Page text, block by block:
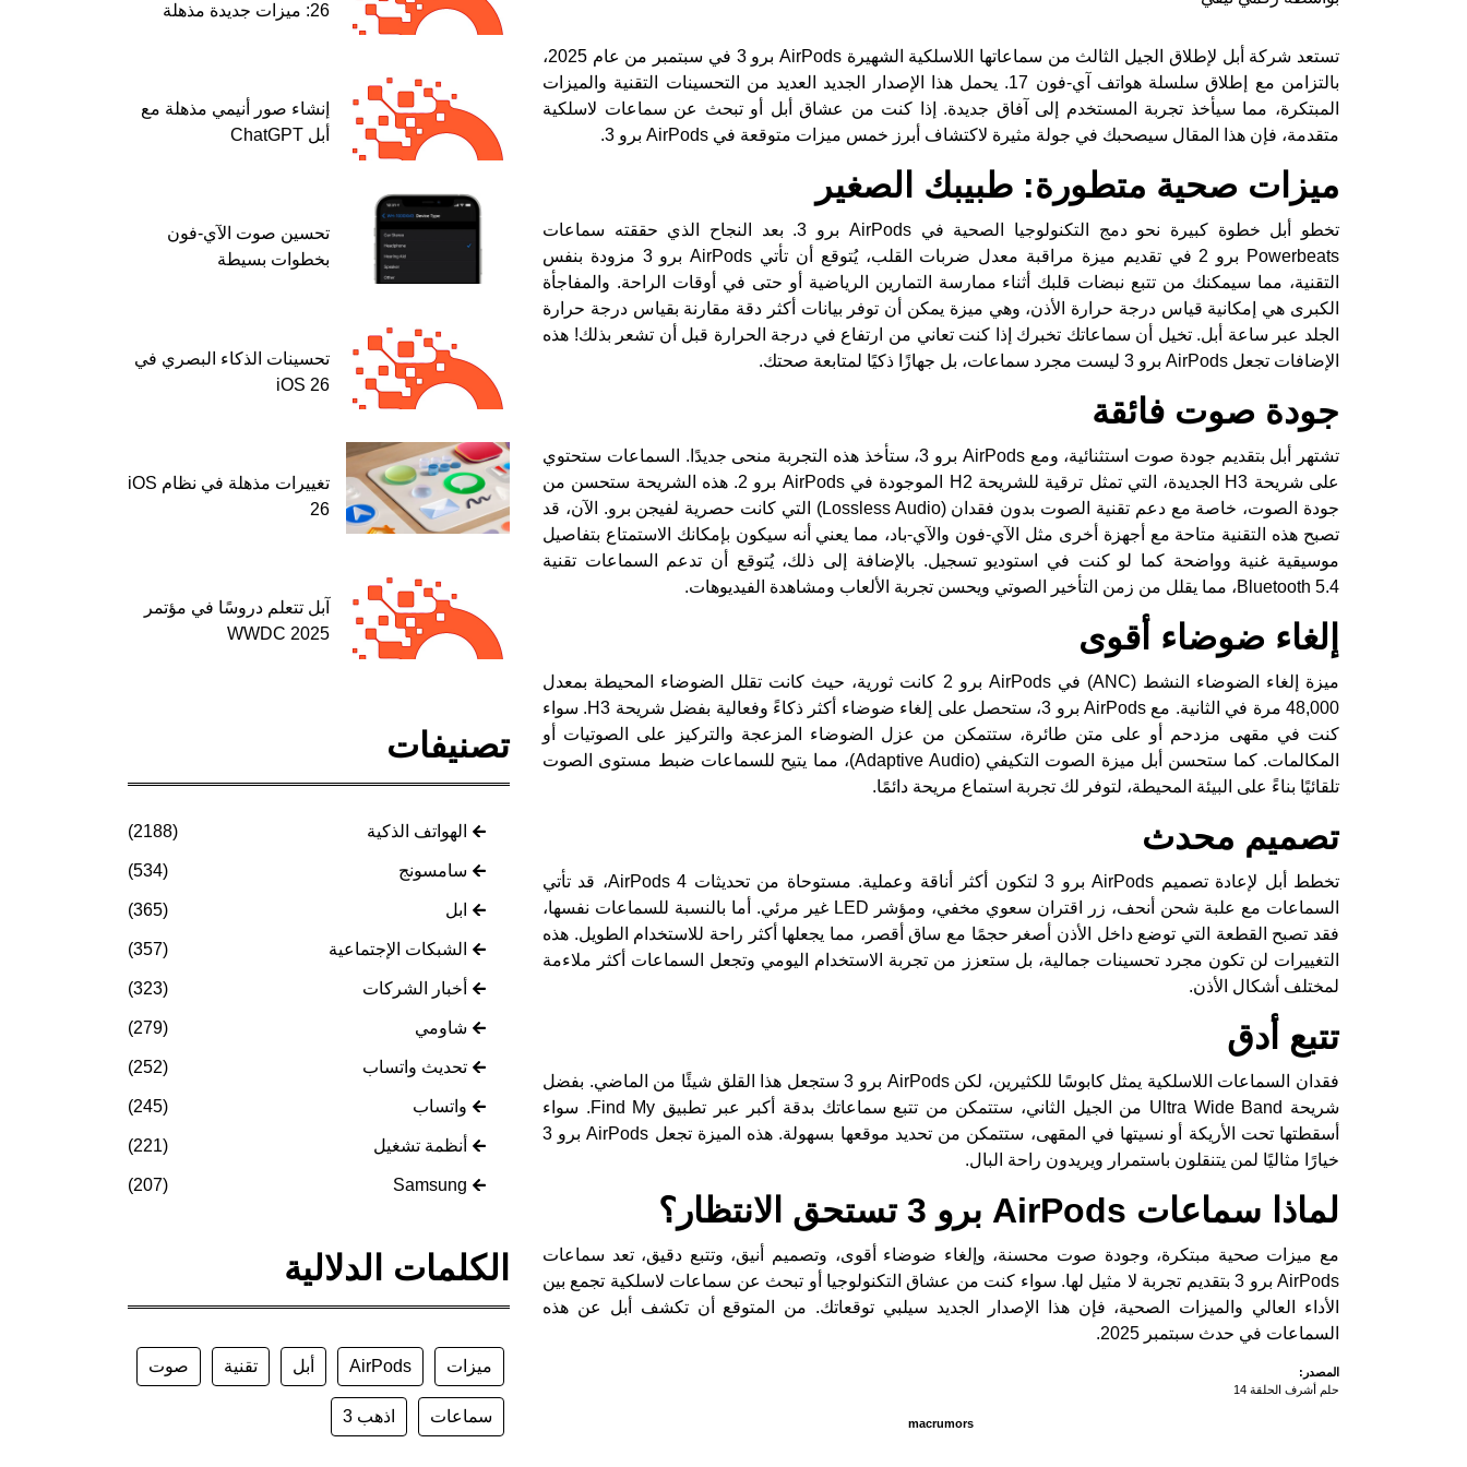
تستعد شركة أبل لإطلاق الجيل الثالث من سماعاتها اللاسلكية الشهيرةAirPods برو 3
في سبتمبر من عام 2025،
بالتزامن مع إطلاق سلسلة هواتف آي-فون 17. يحمل هذا الإصدار الجديد العديد من التحسينات التقنية والميزات
المبتكرة، مما سيأخذ تجربة المستخدم إلى آفاق جديدة. إذا كنت من عشاق أبل أو تبحث عن سماعات لاسلكية
متقدمة، فإن هذا المقال سيصحبك في جولة مثيرة لاكتشاف أبرز خمس ميزات متوقعة في AirPods برو 3.
ميزات صحية متطورة: طبيبك الصغير
تخطو أبل خطوة كبيرة نحو دمج التكنولوجيا الصحية في AirPods برو 3. بعد النجاح الذي حققته سماعات
Powerbeats برو 2 في تقديم ميزة مراقبة معدل ضربات القلب، يُتوقع أن تأتي AirPods برو 3 مزودة بنفس
التقنية، مما سيمكنك من تتبع نبضات قلبك أثناء ممارسة التمارين الرياضية أو حتى في أوقات الراحة. والمفاجأة
الكبرى هي إمكانية قياس درجة حرارة الأذن، وهي ميزة يمكن أن توفر بيانات أكثر دقة مقارنة بقياس درجة حرارة
الجلد عبر ساعة أبل. تخيل أن سماعاتك تخبرك إذا كنت تعاني من ارتفاع في درجة الحرارة قبل أن تشعر بذلك! هذه
الإضافات تجعل AirPods برو 3 ليست مجرد سماعات، بل جهازًا ذكيًا لمتابعة صحتك.
جودة صوت فائقة
تشتهر أبل بتقديم جودة صوت استثنائية، ومع AirPods برو 3، ستأخذ هذه التجربة منحى جديدًا. السماعات ستحتوي
على شريحة H3 الجديدة، التي تمثل ترقية للشريحة H2 الموجودة في AirPods برو 2. هذه الشريحة ستحسن من
جودة الصوت، خاصة مع دعم تقنية الصوت بدون فقدان (Lossless Audio) التي كانت حصرية لفيجن برو. الآن، قد
تصبح هذه التقنية متاحة مع أجهزة أخرى مثل الآي-فون والآي-باد، مما يعني أنه سيكون بإمكانك الاستمتاع بتفاصيل
موسيقية غنية وواضحة كما لو كنت في استوديو تسجيل. بالإضافة إلى ذلك، يُتوقع أن تدعم السماعات تقنية
Bluetooth 5.4، مما يقلل من زمن التأخير الصوتي ويحسن تجربة الألعاب ومشاهدة الفيديوهات.
إلغاء ضوضاء أقوى
ميزة إلغاء الضوضاء النشط (ANC) في AirPods برو 2 كانت ثورية، حيث كانت تقلل الضوضاء المحيطة بمعدل
48,000 مرة في الثانية. مع AirPods برو 3، ستحصل على إلغاء ضوضاء أكثر ذكاءً وفعالية بفضل شريحة H3. سواء
كنت في مقهى مزدحم أو على متن طائرة، ستتمكن من عزل الضوضاء المزعجة والتركيز على الصوتيات أو
المكالمات. كما ستحسن أبل ميزة الصوت التكيفي (Adaptive Audio)، مما يتيح للسماعات ضبط مستوى الصوت
تلقائيًا بناءً على البيئة المحيطة، لتوفر لك تجربة استماع مريحة دائمًا.
تصميم محدث
تخطط أبل لإعادة تصميم AirPods برو 3 لتكون أكثر أناقة وعملية. مستوحاة من تحديثات AirPods 4، قد تأتي
السماعات مع علبة شحن أنحف، زر اقتران سعوي مخفي، ومؤشر LED غير مرئي. أما بالنسبة للسماعات نفسها،
فقد تصبح القطعة التي توضع داخل الأذن أصغر حجمًا مع ساق أقصر، مما يجعلها أكثر راحة للاستخدام الطويل. هذه
التغييرات لن تكون مجرد تحسينات جمالية، بل ستعزز من تجربة الاستخدام اليومي وتجعل السماعات أكثر ملاءمة
لمختلف أشكال الأذن.
تتبع أدق
فقدان السماعات اللاسلكية يمثل كابوسًا للكثيرين، لكن AirPods برو 3 ستجعل هذا القلق شيئًا من الماضي. بفضل
شريحة Ultra Wide Band من الجيل الثاني، ستتمكن من تتبع سماعاتك بدقة أكبر عبر تطبيق Find My. سواء
أسقطتها تحت الأريكة أو نسيتها في المقهى، ستتمكن من تحديد موقعها بسهولة. هذه الميزة تجعل AirPods برو 3
خيارًا مثاليًا لمن يتنقلون باستمرار ويريدون راحة البال.
لماذا سماعات AirPods برو 3 تستحق الانتظار؟
مع ميزات صحية مبتكرة، وجودة صوت محسنة، وإلغاء ضوضاء أقوى، وتصميم أنيق، وتتبع دقيق، تعد سماعات
AirPods برو 3 بتقديم تجربة لا مثيل لها. سواء كنت من عشاق التكنولوجيا أو تبحث عن سماعات لاسلكية تجمع بين
الأداء العالي والميزات الصحية، فإن هذا الإصدار الجديد سيلبي توقعاتك. من المتوقع أن تكشف أبل عن هذه
السماعات في حدث سبتمبر 2025.
المصدر:
حلم أشرف الحلقة 14
macrumors
26: ميزات جديدة مذهلة
إنشاء صور أنيمي مذهلة مع
أبل ChatGPT
تحسين صوت الآي-فون
بخطوات بسيطة
تحسينات الذكاء البصري في
iOS 26
تغييرات مذهلة في نظام iOS
26
آبل تتعلم دروسًا في مؤتمر
WWDC 2025
تصنيفات
الهواتف الذكية (2188)
سامسونج (534)
ابل (365)
الشبكات الإجتماعية (357)
أخبار الشركات (323)
شاومي (279)
تحديث واتساب (252)
واتساب (245)
أنظمة تشغيل (221)
Samsung
(207)
الكلمات الدلالية
ميزات AirPods أبل تقنية صوت
سماعات اذهب 3